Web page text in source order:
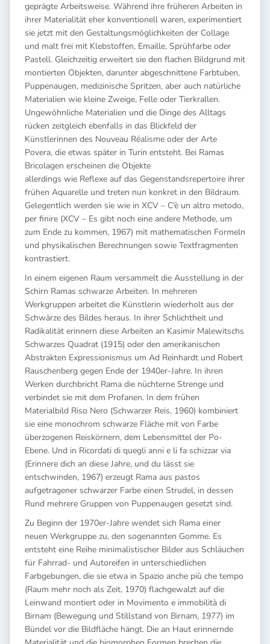
geprägte Arbeitsweise. Während ihre früheren Arbeiten in
ihrer Materialität eher konventionell waren, experimentiert
sie jetzt mit den Gestaltungsmöglichkeiten der Collage
und malt frei mit Klebstoffen, Emaille, Sprühfarbe oder
Pastell. Gleichzeitig erweitert sie den flachen Bildgrund mit
montierten Objekten, darunter abgeschnittene Farbtuben,
Puppenaugen, medizinische Spritzen, aber auch natürliche
Materialien wie kleine Zweige, Felle oder Tierkrallen.
Ungewöhnliche Materialien und die Dinge des Alltags
rücken zeitgleich ebenfalls in das Blickfeld der
Künstlerinnen des Nouveau Réalisme oder der Arte
Povera, die etwas später in Turin entsteht. Bei Ramas
Bricolagen erscheinen die Objekte
allerdings wie Reflexe auf das Gegenstandsrepertoire ihrer
frühen Aquarelle und treten nun konkret in den Bildraum.
Gelegentlich werden sie wie in XCV – C’è un altro metodo,
per finire (XCV – Es gibt noch eine andere Methode, um
zum Ende zu kommen, 1967) mit mathematischen Formeln
und physikalischen Berechnungen sowie Textfragmenten
kontrastiert.
In einem eigenen Raum versammelt die Ausstellung in der
Schirn Ramas schwarze Arbeiten. In mehreren
Werkgruppen arbeitet die Künstlerin wiederholt aus der
Schwärze des Bildes heraus. In ihrer Schlichtheit und
Radikalität erinnern diese Arbeiten an Kasimir Malewitschs
Schwarzes Quadrat (1915) oder den amerikanischen
Abstrakten Expressionismus um Ad Reinhardt und Robert
Rauschenberg gegen Ende der 1940er-Jahre. In ihren
Werken durchbricht Rama die nüchterne Strenge und
verbindet sie mit dem Profanen. In dem frühen
Materialbild Riso Nero (Schwarzer Reis, 1960) kombiniert
sie eine monochrom schwarze Fläche mit von Farbe
überzogenen Reiskörnern, dem Lebensmittel der Po-
Ebene. Und in Ricordati di quegli anni e li fa schizzar via
(Erinnere dich an diese Jahre, und du lässt sie
entschwinden, 1967) erzeugt Rama aus pastos
aufgetragener schwarzer Farbe einen Strudel, in dessen
Rund mehrere Gruppen von Puppenaugen gesetzt sind.
Zu Beginn der 1970er-Jahre wendet sich Rama einer
neuen Werkgruppe zu, den sogenannten Gomme. Es
entsteht eine Reihe minimalistischer Bilder aus Schläuchen
für Fahrrad- und Autoreifen in unterschiedlichen
Farbgebungen, die sie etwa in Spazio anche più che tempo
(Raum mehr noch als Zeit, 1970) flachgewalzt auf die
Leinwand montiert oder in Movimento e immobilità di
Birnam (Bewegung und Stillstand von Birnam, 1977) im
Bündel vor die Bildfläche hängt. Die an Haut erinnernde